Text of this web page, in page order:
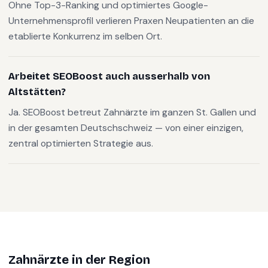
Ohne Top-3-Ranking und optimiertes Google-
Unternehmensprofil verlieren Praxen Neupatienten an die
etablierte Konkurrenz im selben Ort.
Arbeitet SEOBoost auch ausserhalb von
Altstätten?
Ja. SEOBoost betreut Zahnärzte im ganzen St. Gallen und
in der gesamten Deutschschweiz — von einer einzigen,
zentral optimierten Strategie aus.
Zahnärzte in der Region